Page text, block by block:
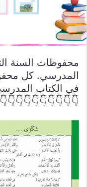
محفوظات السنة
المدرسي. كل
في الكتاب